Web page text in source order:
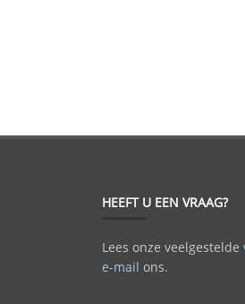
HEEFT U EEN VRAAG?
Lees onze veelgestelde
e-mail ons.